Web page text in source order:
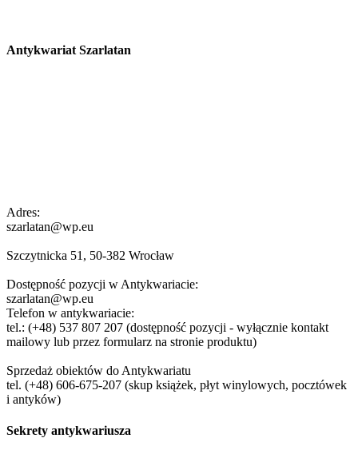
Antykwariat Szarlatan
Adres:
szarlatan@wp.eu
Szczytnicka 51, 50-382 Wrocław
Dostępność pozycji w Antykwariacie:
szarlatan@wp.eu
Telefon w antykwariacie:
tel.: (+48) 537 807 207 (dostępność pozycji - wyłącznie kontakt
mailowy lub przez formularz na stronie produktu)
Sprzedaż obiektów do Antykwariatu
tel. (+48) 606-675-207 (skup książek, płyt winylowych, pocztówek
i antyków)
Sekrety antykwariusza